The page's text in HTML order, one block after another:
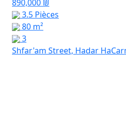
890,000 ₪
3.5 Pièces
80 m²
3
Shfar'am Street, Hadar